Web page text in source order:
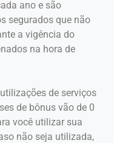
ano e são
segurados que não
a vigência do
na hora de
de serviços
de bônus vão de 0
você utilizar sua
não seja utilizada,